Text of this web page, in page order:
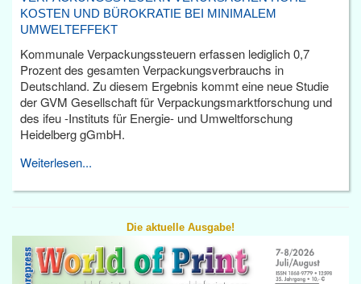
KOSTEN UND BÜROKRATIE BEI MINIMALEM
UMWELTEFFEKT
Kommunale Verpackungssteuern erfassen lediglich 0,7
Prozent des gesamten Verpackungsverbrauchs in
Deutschland. Zu diesem Ergebnis kommt eine neue Studie
der GVM Gesellschaft für Verpackungsmarktforschung und
des ifeu -Instituts für Energie- und Umweltforschung
Heidelberg gGmbH.
Weiterlesen...
Die aktuelle Ausgabe!